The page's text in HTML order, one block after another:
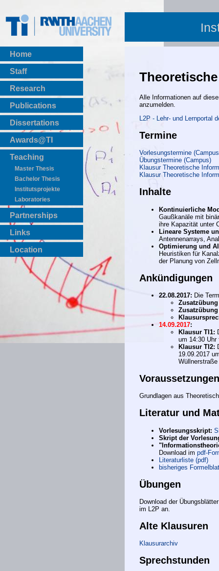
Home
Staff
Research
Publications
BibTeX Download
Dissertations
Awards@TI
Teaching
Master Thesis
Bachelor Thesis
Institutsprojekte
Laboratories
Partnerships
Links
Location
Alle Informationen auf
anzumelden.
L2P - Lehr- und Lernportal
Termine
Vorlesungstermine
Übungstermine (Campus)
Klausur Theoretische
Klausur Theoretische
Inhalte
Kontinuierliche
Gaußkanäle mit
ihre Kapazität unter
Lineare Systeme
Antennenarrays,
Optimierung und
Heuristiken für
der Planung von
Ankündigungen
22.08.2017: Die
Zusatzübung
Zusatzübung
14.09.2017:
Klausur TI1:
um 14:30
Klausur TI2:
19.09.2017
Voraussetzungen
Grundlagen aus
Literatur und
Vorlesungsskript:
Skript der
Download im pdf-
Literaturliste (pdf)
bisheriges
Übungen
Download der
im L2P an.
Alte Klausuren
Klausurarchiv
Sprechstunden